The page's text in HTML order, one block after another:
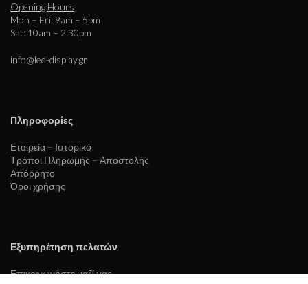
Opening Hours
Mon – Fri: 9am – 5pm
Sat: 10am – 2:30pm
info@led-display.gr
Πληροφορίες
Εταιρεία – Ιστορικό
Τρόποι Πληρωμής – Αποστολής
Απόρρητο
Όροι χρήσης
Εξυπηρέτηση πελατών
Επικοινωνήστε μαζί μας